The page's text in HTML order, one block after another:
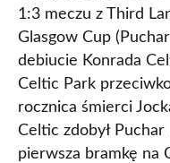
1:3 meczu z Third
Glasgow Cup
debiucie Konrada
Celtic Park
rocznica śmierci
Celtic zdobył
pierwsza bramkę na